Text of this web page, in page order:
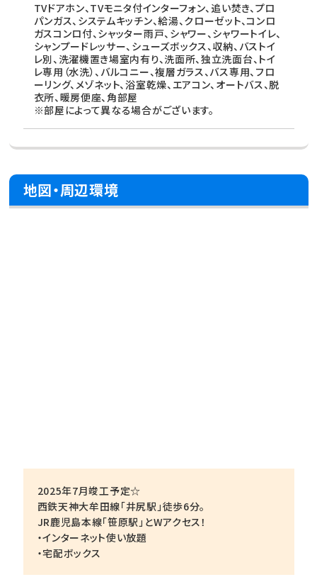
TVドアホン、TVモニタ付インターフォン、追い焚き、プロ
パンガス、システムキッチン、給湯、クローゼット、コンロ
ガスコンロ付、シャッター雨戸、シャワー、シャワートイレ、
シャンプードレッサー、シューズボックス、収納、バストイ
レ別、洗濯機置き場室内有り、洗面所、独立洗面台、トイ
レ専用（水洗）、バルコニー、複層ガラス、バス専用、フロ
ーリング、メゾネット、浴室乾燥、エアコン、オートバス、脱
衣所、暖房便座、角部屋
※部屋によって異なる場合がございます。
地図・周辺環境
2025年7月竣工予定☆
西鉄天神大牟田線「井尻駅」徒歩6分。
JR鹿児島本線「笹原駅」とWアクセス！
・インターネット使い放題
・宅配ボックス